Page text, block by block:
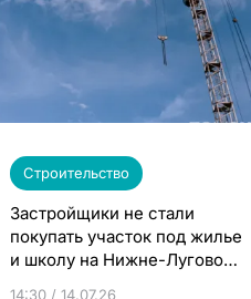
Строительство
Застройщики не стали
покупать участок под жилье
и школу на Нижне-Луговой
14:30 / 14.07.26